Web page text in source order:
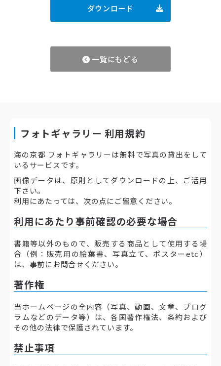
ダウンロード
一覧にもどる
フォトギャラリー 利用規約
海の京都 フォトギャラリーは無料で写真の貸出をして
いるサービスです。
画像データは、原則としてダウンロードの上、ご活用
下さい。
利用にあたっては、次の点にご留意ください。
利用にあたり事前確認の必要な場合
書籍等以外のもので、販売する商品として使用する場
合（例：販売用の絵葉書、写真立て、ポスターetc）
は、事前にお問合せください。
著作権
当ホームページの全内容（写真、動画、文章、プログ
ラムなどのデータ等）は、各国著作権法、条約および
その他の法律で保護されています。
禁止事項